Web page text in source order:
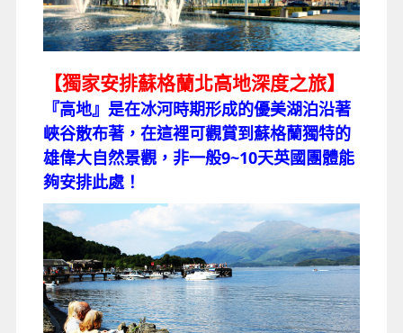
【獨家安排蘇格蘭北高地深度之旅】
『高地』是在冰河時期形成的優美湖泊沿著
峽谷散布著，在這裡可觀賞到蘇格蘭獨特的
雄偉大自然景觀，非一般9~10天英國團體能
夠安排此處！